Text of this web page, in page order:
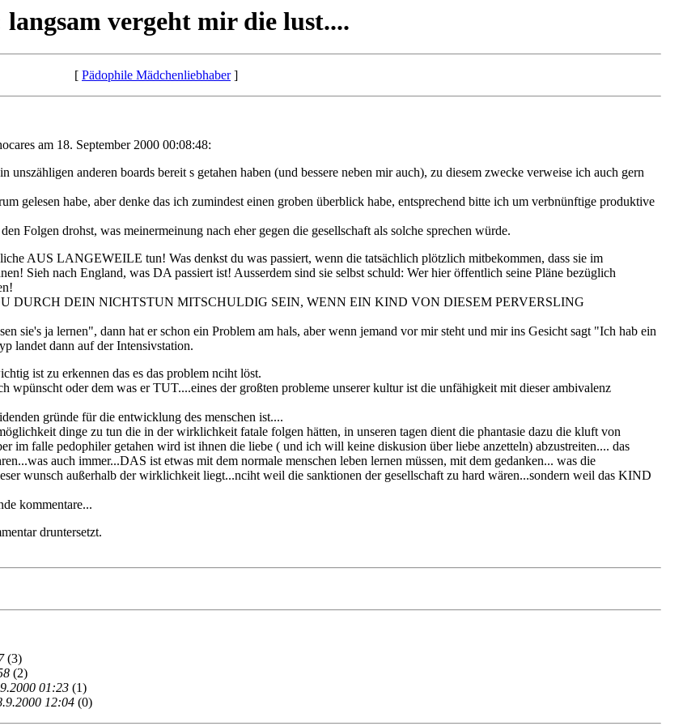
langsam vergeht mir die lust....
[ Pädophile Mädchenliebhaber]
am 18. September 2000 00:08:48:
anderen boards bereit s getahen haben (und bessere neben mir auch), zu diesem zwecke verweise ich auch gern
gelesen habe, aber denke das ich zumindest einen groben überblick habe, entsprechend bitte ich um verbnünftige produktive
Folgen drohst, was meinermeinung nach eher gegen die gesellschaft als solche sprechen würde.
AUS LANGEWEILE tun! Was denkst du was passiert, wenn die tatsächlich plötzlich mitbekommen, dass sie im
Sieh nach England, was DA passiert ist! Ausserdem sind sie selbst schuld: Wer hier öffentlich seine Pläne bezüglich
DURCH DEIN NICHTSTUN MITSCHULDIG SEIN, WENN EIN KIND VON DIESEM PERVERSLING
ja lernen", dann hat er schon ein Problem am hals, aber wenn jemand vor mir steht und mir ins Gesicht sagt "Ich hab ein
landet dann auf der Intensivstation.
ist zu erkennen das es das problem nciht löst.
wpünscht oder dem was er TUT....eines der großten probleme unserer kultur ist die unfähigkeit mit dieser ambivalenz
gründe für die entwicklung des menschen ist....
dinge zu tun die in der wirklichkeit fatale folgen hätten, in unseren tagen dient die phantasie dazu die kluft von
im falle pedophiler getahen wird ist ihnen die liebe ( und ich will keine diskusion über liebe anzetteln) abzustreiten.... das
auch immer...DAS ist etwas mit dem normale menschen leben lernen müssen, mit dem gedanken... was die
wunsch außerhalb der wirklichkeit liegt...nciht weil die sanktionen der gesellschaft zu hard wären...sondern weil das KIND
kommentare...
druntersetzt.
(3)
(2)
01:23 (1)
12:04 (0)